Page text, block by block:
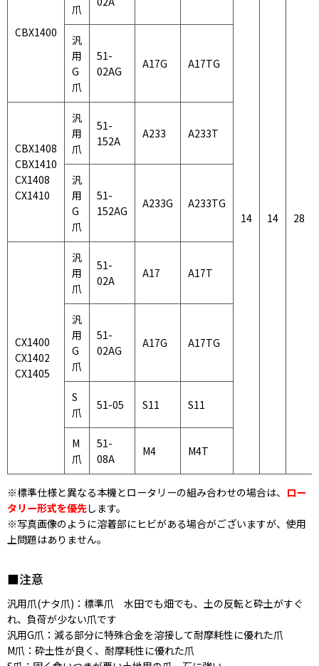
CBX1400
爪
14 14 28
汎
用
G
爪
51-
02AG
A17G A17TG
CBX1408
CBX1410
CX1408
CX1410
汎
用
爪
51-
152A
A233 A233T
汎
用
G
爪
51-
152AG
A233G A233TG
CX1400
CX1402
CX1405
汎
用
爪
51-
02A
A17 A17T
汎
用
G
爪
51-
02AG
A17G A17TG
S
爪
51-05 S11 S11
M
爪
51-
08A
M4 M4T
※標準仕様と異なる本機とロータリーの組み合わせの場合は、 ロー
タリー形式を優先します。
※写真画像のように溶着部にヒビがある場合がございますが、使用
上問題はありません。
■注意
汎用爪(ナタ爪)：標準爪 水田でも畑でも、土の反転と砕土がすぐ
れ、負荷が少ない爪です
汎用G爪：減る部分に特殊合金を溶接して耐摩耗性に優れた爪
M爪：砕土性が良く、耐摩耗性に優れた爪